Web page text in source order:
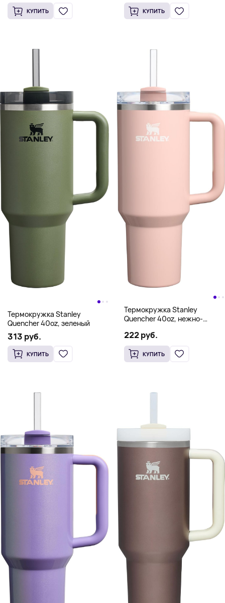
КУПИТЬ КУПИТЬ
Термокружка Stanley
Quencher 40oz, зеленый
313 руб.
КУПИТЬ
Термокружка Stanley
Quencher 40oz, нежно-
222 руб.
КУПИТЬ